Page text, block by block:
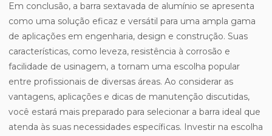
Em conclusão, a barra sextavada de alumínio se apresenta
como uma solução eficaz e versátil para uma ampla gama
de aplicações em engenharia, design e construção. Suas
características, como leveza, resistência à corrosão e
facilidade de usinagem, a tornam uma escolha popular
entre profissionais de diversas áreas. Ao considerar as
vantagens, aplicações e dicas de manutenção discutidas,
você estará mais preparado para selecionar a barra ideal que
atenda às suas necessidades específicas. Investir na escolha